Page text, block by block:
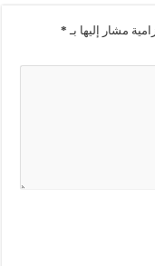
مشار إليها بـ *